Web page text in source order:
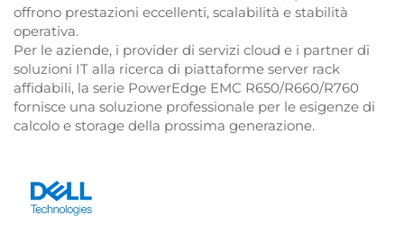
offrono prestazioni eccellenti, scalabilità e stabilità
operativa.
Per le aziende, i provider di servizi cloud e i partner di
soluzioni IT alla ricerca di piattaforme server rack
affidabili, la serie PowerEdge EMC R650/R660/R760
fornisce una soluzione professionale per le esigenze di
calcolo e storage della prossima generazione.